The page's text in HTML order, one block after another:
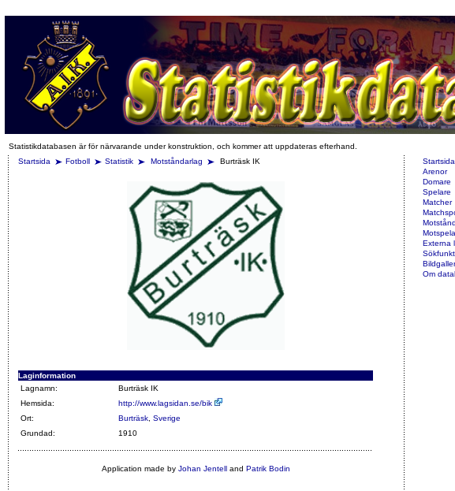
Statistikdatabasen är för närvarande under konstruktion, och kommer att uppdateras efterhand.
Startsida
Fotboll Statistik Motståndarlag Burträsk IK
Laginformation
Lagnamn:
Burträsk IK
Hemsida:
http://www.lagsidan.se/bik
Ort:
Burträsk Sverige
Grundad:
1910
Application made by Johan Jentelland Patrik Bodin
Startsida
Arenor
Domare
Spelare
Matcher
Externa
Om